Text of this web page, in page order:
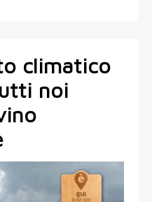
climatico
noi